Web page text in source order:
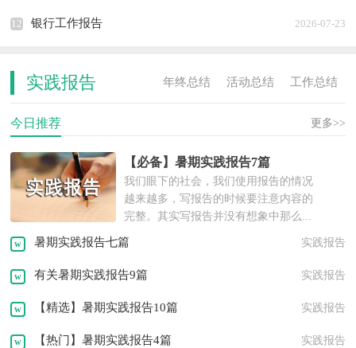
12 银行工作报告 2026-07-23
实践报告 工作总结
活动总结
年终总结
实习总结
工作报告
实践报告
实习报告
离职报告
述职报告
工作方案
今日推荐 更多>>
【必备】暑期实践报告7篇
我们眼下的社会，我们使用报告的情况
越来越多，写报告的时候要注意内容的
完整。其实写报告并没有想象中那么...
暑期实践报告七篇 实践报告
有关暑期实践报告9篇 实践报告
【精选】暑期实践报告10篇 实践报告
【热门】暑期实践报告4篇 实践报告